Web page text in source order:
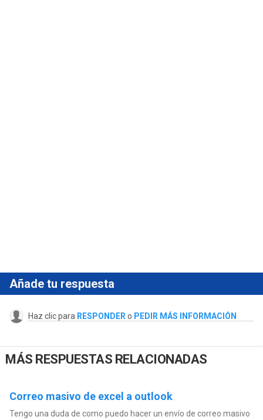
Añade tu respuesta
Haz clic para RESPONDER o PEDIR MÁS INFORMACIÓN
MÁS RESPUESTAS RELACIONADAS
Correo masivo de excel a outlook
Tengo una duda de como puedo hacer un envío de correo masivo